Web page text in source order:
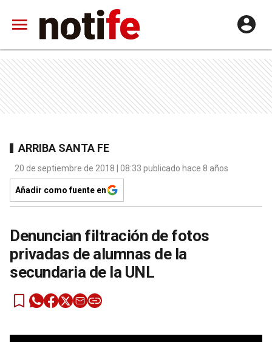
ARRIBA SANTA FE
20 de septiembre de 2018 | 08:33 publicado hace 8 años
Añadir como fuente en
Denuncian filtración de fotos
privadas de alumnas de la
secundaria de la UNL